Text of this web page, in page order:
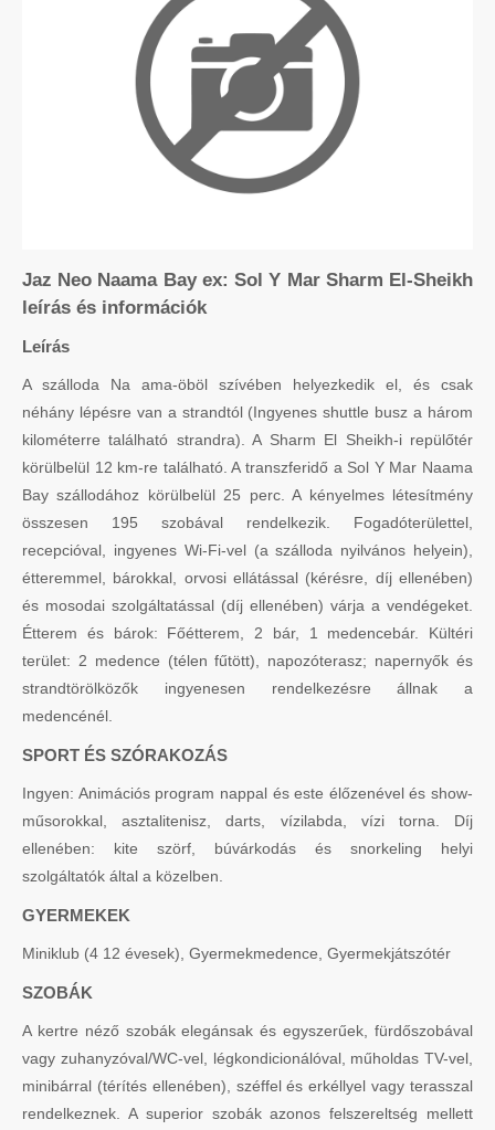
Jaz Neo Naama Bay ex: Sol Y Mar Sharm El-Sheikh
leírás és információk
Leírás
A szálloda Na ama-öböl szívében helyezkedik el, és csak
néhány lépésre van a strandtól (Ingyenes shuttle busz a három
kilométerre található strandra). A Sharm El Sheikh-i repülőtér
körülbelül 12 km-re található. A transzferidő a Sol Y Mar Naama
Bay szállodához körülbelül 25 perc. A kényelmes létesítmény
összesen 195 szobával rendelkezik. Fogadóterülettel,
recepcióval, ingyenes Wi-Fi-vel (a szálloda nyilvános helyein),
étteremmel, bárokkal, orvosi ellátással (kérésre, díj ellenében)
és mosodai szolgáltatással (díj ellenében) várja a vendégeket.
Étterem és bárok: Főétterem, 2 bár, 1 medencebár. Kültéri
terület: 2 medence (télen fűtött), napozóterasz; napernyők és
strandtörölközők ingyenesen rendelkezésre állnak a
medencénél.
SPORT ÉS SZÓRAKOZÁS
Ingyen: Animációs program nappal és este élőzenével és show-
műsorokkal, asztalitenisz, darts, vízilabda, vízi torna. Díj
ellenében: kite szörf, búvárkodás és snorkeling helyi
szolgáltatók által a közelben.
GYERMEKEK
Miniklub (4 12 évesek), Gyermekmedence, Gyermekjátszótér
SZOBÁK
A kertre néző szobák elegánsak és egyszerűek, fürdőszobával
vagy zuhanyzóval/WC-vel, légkondicionálóval, műholdas TV-vel,
minibárral (térítés ellenében), széffel és erkéllyel vagy terasszal
rendelkeznek. A superior szobák azonos felszereltség mellett